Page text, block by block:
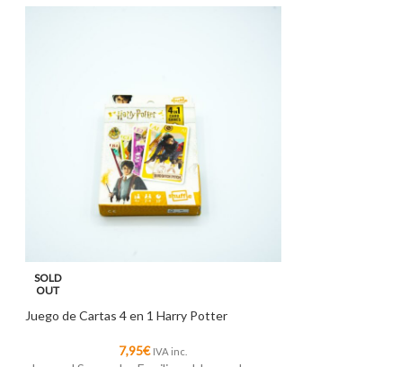
SOLD
OUT
Juego de Cartas 4 en 1 Harry Potter
7,95€ IVA inc.